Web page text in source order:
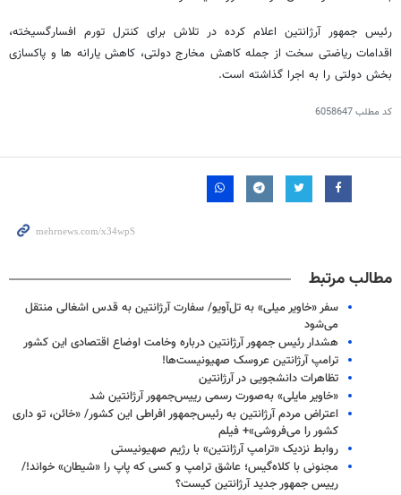
رئیس جمهور آرژانتین اعلام کرده در تلاش برای کنترل تورم افسارگسیخته،
اقدامات ریاضتی سخت از جمله کاهش مخارج دولتی، کاهش یارانه ها و پاکسازی
بخش دولتی را به اجرا گذاشته است.
کد مطلب6058647
مطالب مرتبط
سفر «خاویر میلی» به تل‌آویو/ سفارت آرژانتین به قدس اشغالی منتقل
می‌شود
هشدار رئیس جمهور آرژانتین درباره وخامت اوضاع اقتصادی این کشور
ترامپ آرژانتین عروسک صهیونیست‌ها!
تظاهرات دانشجویی در آرژانتین
«خاویر مایلی» به‌صورت رسمی رییس‌جمهور آرژانتین شد
اعتراض مردم آرژانتین به رئیس‌جمهور افراطی این کشور/ «خائن، تو داری
کشور را می‌فروشی»+ فیلم
روابط نزدیک «ترامپ آرژانتین» با رژیم صهیونیستی
مجنونی با کلاه‌گیس؛ عاشق ترامپ و کسی که پاپ را «شیطان» خواند!/
رییس جمهور جدید آرژانتین کیست؟